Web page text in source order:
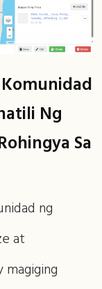
Ng
Sa
ng
at
magiging